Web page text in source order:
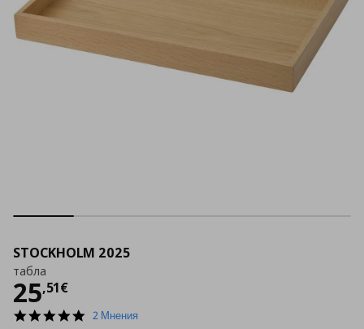
STOCKHOLM 2025
табла
25,51€
Цена
5.0
2 Мнения